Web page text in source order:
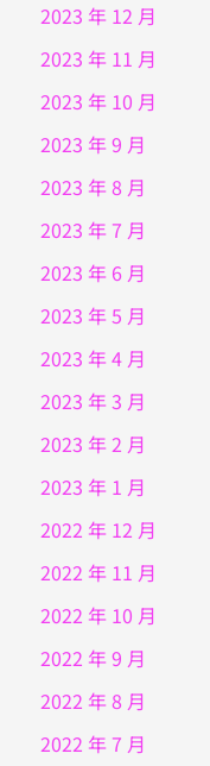
2023 年 12 月
2023 年 11 月
2023 年 10 月
2023 年 9 月
2023 年 8 月
2023 年 7 月
2023 年 6 月
2023 年 5 月
2023 年 4 月
2023 年 3 月
2023 年 2 月
2023 年 1 月
2022 年 12 月
2022 年 11 月
2022 年 10 月
2022 年 9 月
2022 年 8 月
2022 年 7 月